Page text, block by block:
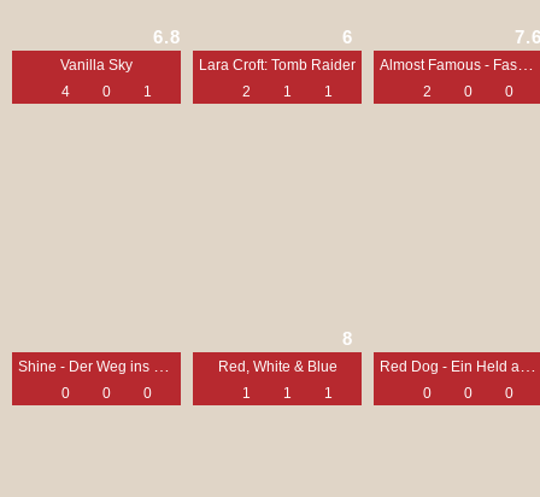
Vanilla Sky
6.8
4 0 1
Lara Croft: Tomb Raider
6
2 1 1 2 0 0
0 0 0
Red, White & Blue
8
1 1 1 0 0 0